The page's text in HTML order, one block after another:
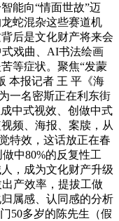
能向“情面世故”迈
蛇混杂这些赛道机
后是文化财产将来会
戏曲、AI书法绘画
等症状。聚焦“发蒙
本报记者 王 平《海
一名密斯正在利东街
中式视效、创做中式
频、海报、案牍，从
特效，这话放正在春
中80%的反复性工
，成为文化财产升级
产效率，提拔工做
属感、认同感的分析
50多岁的陈先生（假